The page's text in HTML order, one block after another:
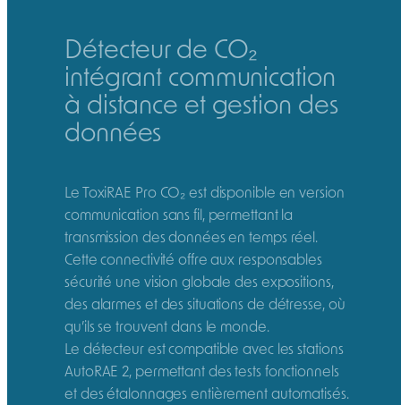
Détecteur de CO₂
intégrant communication
à distance et gestion des
données
Le ToxiRAE Pro CO₂ est disponible en version
communication sans fil, permettant la
transmission des données en temps réel.
Cette connectivité offre aux responsables
sécurité une vision globale des expositions,
des alarmes et des situations de détresse, où
qu’ils se trouvent dans le monde.
Le détecteur est compatible avec les stations
AutoRAE 2, permettant des tests fonctionnels
et des étalonnages entièrement automatisés.